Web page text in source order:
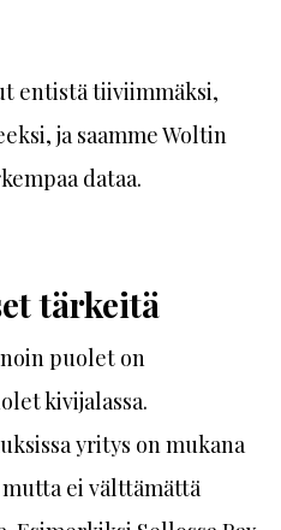
entistä tiiviimmäksi,
ja saamme Woltin
dataa.
tärkeitä
puolet on
kivijalassa.
yritys on mukana
ei välttämättä